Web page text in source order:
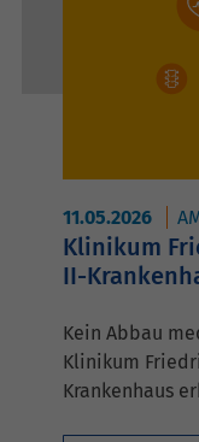
11.05.2026
Klinikum
II-
Kein Abbau
Klinikum
Krankenhaus